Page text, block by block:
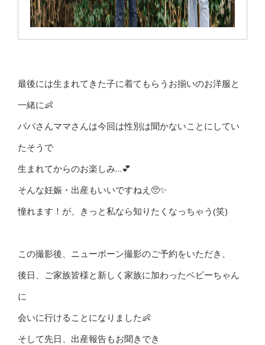
最後には生まれてきた子に着てもらうお揃いのお洋服と
一緒に👶
パパさんママさんは今回は性別は聞かないことにしてい
たそうで
生まれてからのお楽しみ…💕
そんな妊娠・出産もいいですねえ🥺✨
憧れます！が、きっと私なら知りたくなっちゃう(笑)
この撮影後、ニューボーン撮影のご予約をいただき、
後日、ご家族皆様と新しく家族に加わったベビーちゃん
に
会いに行けることになりました👶
そして先日、出産報告もお聞きでき